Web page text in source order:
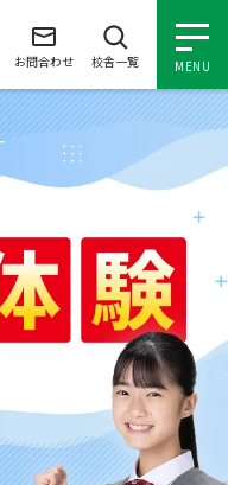
MENU
お問合わせ 校舎一覧
がらなければ、3学
し、1学期間無料で
期末テストで、必
なることを保証
なることを保証